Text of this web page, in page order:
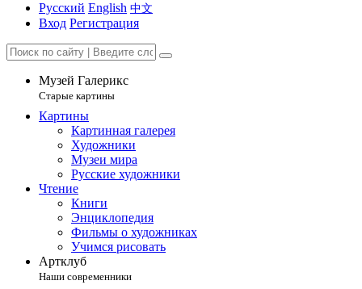
Русский English 中文
Вход Регистрация
Музей Галерикс
Старые картины
Картины
Картинная галерея
Художники
Музеи мира
Русские художники
Чтение
Книги
Энциклопедия
Фильмы о художниках
Учимся рисовать
Артклуб
Наши современники